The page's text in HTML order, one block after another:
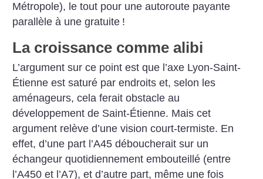
Métropole), le tout pour une autoroute payante
parallèle à une gratuite !
La croissance comme alibi
L’argument sur ce point est que l’axe Lyon-Saint-
Étienne est saturé par endroits et, selon les
aménageurs, cela ferait obstacle au
développement de Saint-Étienne. Mais cet
argument relève d’une vision court-termiste. En
effet, d’une part l’A45 déboucherait sur un
échangeur quotidiennement embouteillé (entre
l’A450 et l’A7), et d’autre part, même une fois